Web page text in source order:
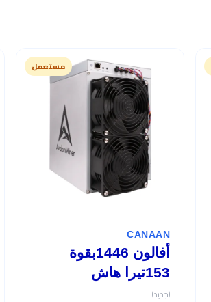
مستعمل
CANAAN
أفالون 1446بقوة
153تيرا هاش
(جديد)